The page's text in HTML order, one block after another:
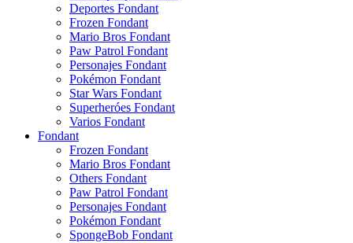
Deportes Fondant
Frozen Fondant
Mario Bros Fondant
Paw Patrol Fondant
Personajes Fondant
Pokémon Fondant
Star Wars Fondant
Superheróes Fondant
Varios Fondant
Fondant
Frozen Fondant
Mario Bros Fondant
Others Fondant
Paw Patrol Fondant
Personajes Fondant
Pokémon Fondant
SpongeBob Fondant